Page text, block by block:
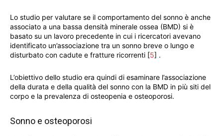
Lo studio per valutare se il comportamento del sonno è anche
associato a una bassa densità minerale ossea (BMD) si è
basato su un lavoro precedente in cui i ricercatori avevano
identificato un’associazione tra un sonno breve o lungo e
disturbato con cadute e fratture ricorrenti [5] .
L’obiettivo dello studio era quindi di esaminare l’associazione
della durata e della qualità del sonno con la BMD in più siti del
corpo e la prevalenza di osteopenia e osteoporosi.
Sonno e osteoporosi